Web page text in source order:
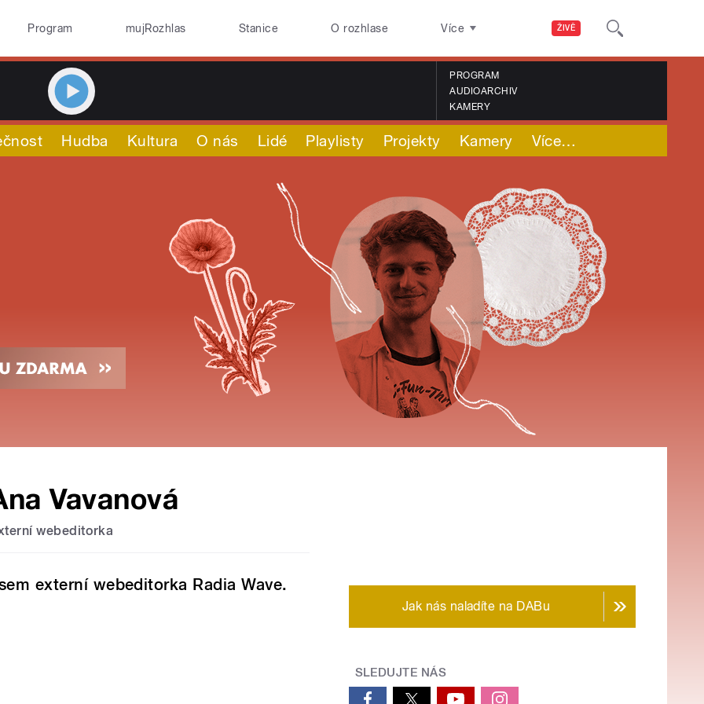
ŽIVĚ
Program mujRozhlas Stanice O rozhlase Více
PROGRAM
AUDIOARCHIV
KAMERY
Hudba Kultura O nás Lidé Playlisty Projekty Kamery Více…
Vavanová
webeditorka
externí webeditorka Radia Wave.
Jak nás naladíte na DABu
SLEDUJTE NÁS